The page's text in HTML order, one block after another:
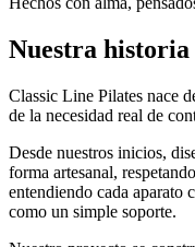
Nuestra
Classic Line Pilates nace
de la necesidad real de
Desde nuestros inicios,
forma artesanal,
entendiendo cada aparato
como un simple soporte.